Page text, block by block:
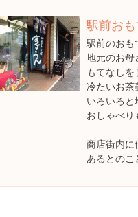
駅前お
駅前のおも
地元のお母
もてなし
冷たいお茶
いろいろ
おしゃべ
商店街内に
あるとのこ